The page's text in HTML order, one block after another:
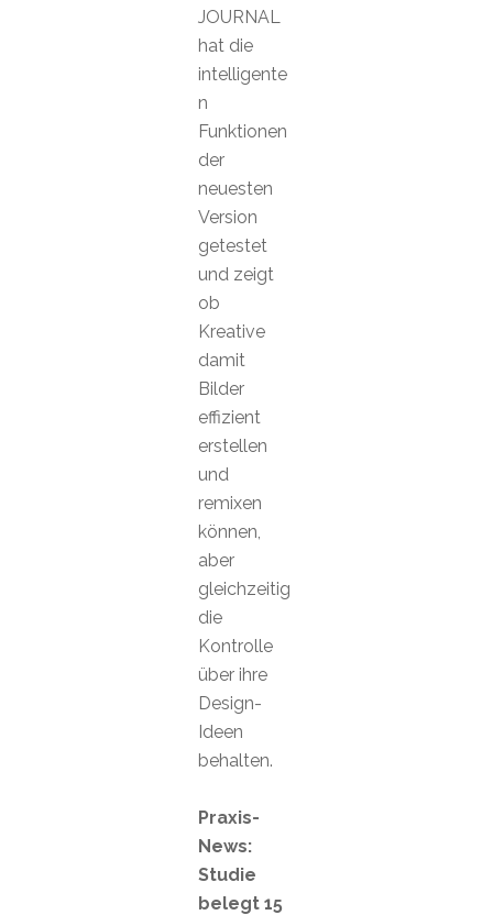
JOURNAL
hat die
intelligente
n
Funktionen
der
neuesten
Version
getestet
und zeigt
ob
Kreative
damit
Bilder
effizient
erstellen
und
remixen
können,
aber
gleichzeitig
die
Kontrolle
über ihre
Design-
Ideen
behalten.
Praxis-
News:
Studie
belegt 15